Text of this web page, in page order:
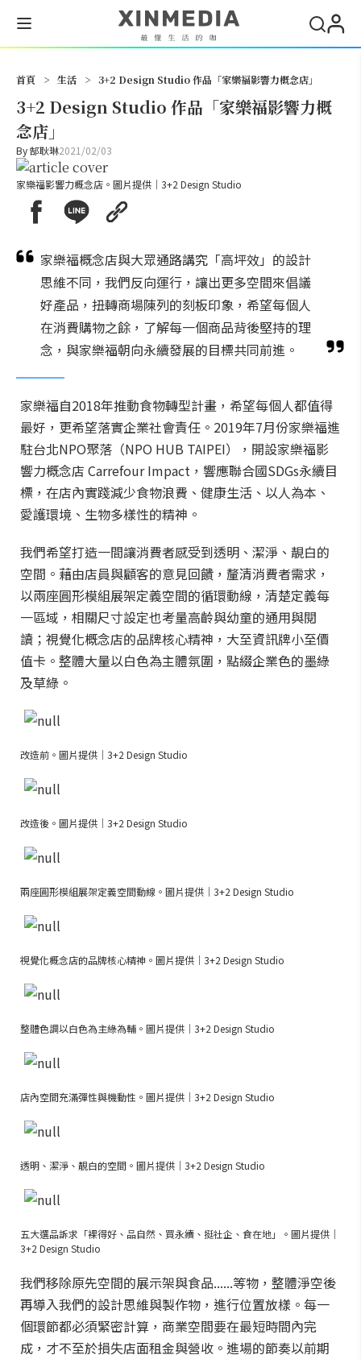
首頁 > 生活 > 3+2 Design Studio 作品「家樂福影響力概念店」
3+2 Design Studio 作品「家樂福影響力概
念店」
By郜耿琳2021/02/03
家樂福影響力概念店。圖片提供｜3+2 Design Studio
家樂福概念店與大眾通路講究「高坪效」的設計
思維不同，我們反向運行，讓出更多空間來倡議
好產品，扭轉商場陳列的刻板印象，希望每個人
在消費購物之餘，了解每一個商品背後堅持的理
念，與家樂福朝向永續發展的目標共同前進。
家樂福自2018年推動食物轉型計畫，希望每個人都值得
最好，更希望落實企業社會責任。2019年7月份家樂福進
駐台北NPO聚落（NPO HUB TAIPEI），開設家樂福影
響力概念店 Carrefour Impact，響應聯合國SDGs永續目
標，在店內實踐減少食物浪費、健康生活、以人為本、
愛護環境、生物多樣性的精神。
我們希望打造一間讓消費者感受到透明、潔淨、靚白的
空間。藉由店員與顧客的意見回饋，釐清消費者需求，
以兩座圓形模組展架定義空間的循環動線，清楚定義每
一區域，相關尺寸設定也考量高齡與幼童的通用與閱
讀；視覺化概念店的品牌核心精神，大至資訊牌小至價
值卡。整體大量以白色為主體氛圍，點綴企業色的墨綠
及草綠。
改造前。圖片提供｜3+2 Design Studio
改造後。圖片提供｜3+2 Design Studio
兩座圓形模組展架定義空間動線。圖片提供｜3+2 Design Studio
視覺化概念店的品牌核心精神。圖片提供｜3+2 Design Studio
整體色調以白色為主綠為輔。圖片提供｜3+2 Design Studio
店內空間充滿彈性與機動性。圖片提供｜3+2 Design Studio
透明、潔淨、靚白的空間。圖片提供｜3+2 Design Studio
五大選品訴求「裸得好、品自然、買永續、挺社企、食在地」。圖片提供｜
3+2 Design Studio
我們移除原先空間的展示架與食品......等物，整體淨空後
再導入我們的設計思維與製作物，進行位置放樣。每一
個環節都必須緊密計算，商業空間要在最短時間內完
成，才不至於損失店面租金與營收。進場的節奏以前期